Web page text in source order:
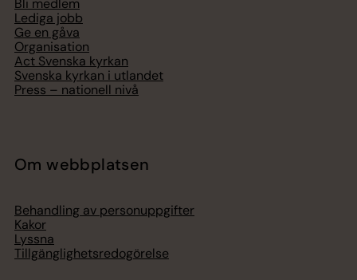
Lediga jobb
Ge en gåva
Organisation
Act Svenska kyrkan
Svenska kyrkan i utlandet
Press – nationell nivå
Om webbplatsen
Behandling av personuppgifter
Kakor
Lyssna
Tillgänglighetsredogörelse